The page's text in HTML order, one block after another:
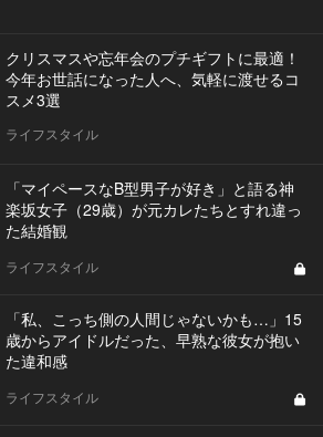
クリスマスや忘年会のプチギフトに最適！
今年お世話になった人へ、気軽に渡せるコ
スメ3選
ライフスタイル
「マイペースなB型男子が好き」と語る神
楽坂女子（29歳）が元カレたちとすれ違っ
た結婚観
ライフスタイル
「私、こっち側の人間じゃないかも…」15
歳からアイドルだった、早熟な彼女が抱い
た違和感
ライフスタイル